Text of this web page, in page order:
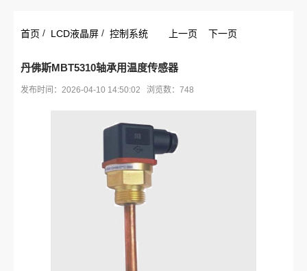
首页 / LCD液晶屏 / 控制系统 上一页 下一页
丹佛斯MBT5310轴承用温度传感器
发布时间：2026-04-10 14:50:02 浏览数：748